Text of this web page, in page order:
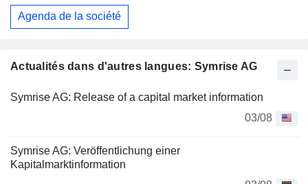
Actualités dans d'autres langues: Symrise AG
Symrise AG: Release of a capital market information
03/08
Symrise AG: Veröffentlichung einer
Kapitalmarktinformation
Agenda de la société